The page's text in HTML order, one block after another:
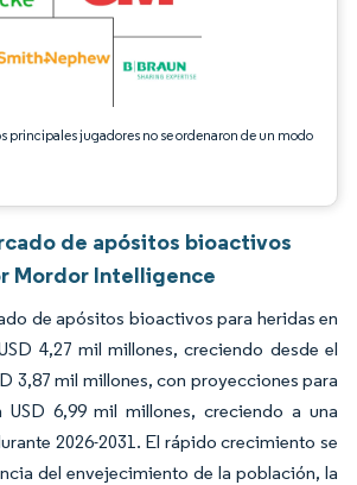
principales jugadores no se ordenaron de un modo
de apósitos bioactivos
Mordor Intelligence
de apósitos bioactivos para heridas en
4,27 mil millones, creciendo desde el
3,87 mil millones, con proyecciones para
USD 6,99 mil millones, creciendo a una
2026-2031. El rápido crecimiento se
del envejecimiento de la población, la